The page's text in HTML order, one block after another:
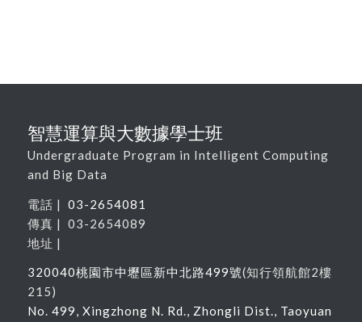
智慧運算與大數據學士班
Undergraduate Program in Intelligent Computing
and Big Data
電話 | 03-2654081
傳真 | 03-2654089
地址 |
320040桃園市中壢區新中北路499號(知行領航館2樓
215)
No. 499, Xingzhong N. Rd., Zhongli Dist., Taoyuan